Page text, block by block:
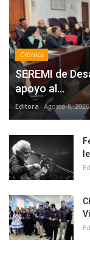
Crónica
SEREMI de
apoyo al...
Editora Agosto 6, 2026